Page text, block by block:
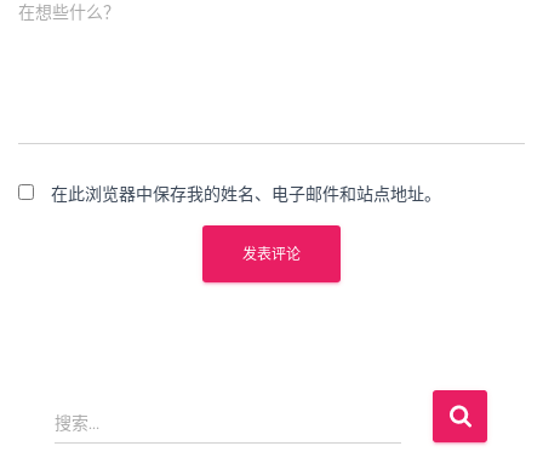
在想些什么？
在此浏览器中保存我的姓名、电子邮件和站点地址。
搜
索
搜索…